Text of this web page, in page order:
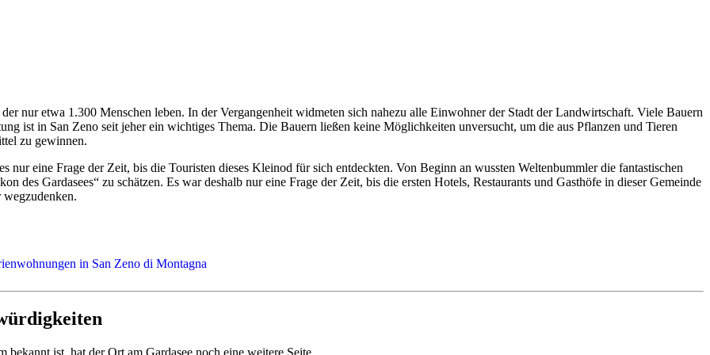
nur etwa 1.300 Menschen leben. In der Vergangenheit widmeten sich nahezu alle Einwohner der Stadt der Landwirtschaft. Viele Bauern
ist in San Zeno seit jeher ein wichtiges Thema. Die Bauern ließen keine Möglichkeiten unversucht, um die aus Pflanzen und Tieren
zu gewinnen.
nur eine Frage der Zeit, bis die Touristen dieses Kleinod für sich entdeckten. Von Beginn an wussten Weltenbummler die fantastischen
des Gardasees“ zu schätzen. Es war deshalb nur eine Frage der Zeit, bis die ersten Hotels, Restaurants und Gasthöfe in dieser Gemeinde
ist, hat der Ort am Gardasee noch eine weitere Seite.